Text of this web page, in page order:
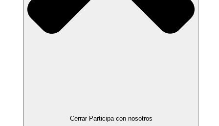
Cerrar Participa con nosotros